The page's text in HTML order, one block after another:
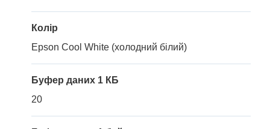
Колір
Epson Cool White (холодний білий)
Буфер даних 1 КБ
20